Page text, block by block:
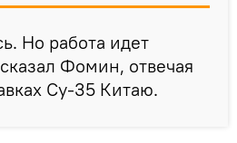
Но работа идет
Фомин, отвечая
Су-35 Китаю.